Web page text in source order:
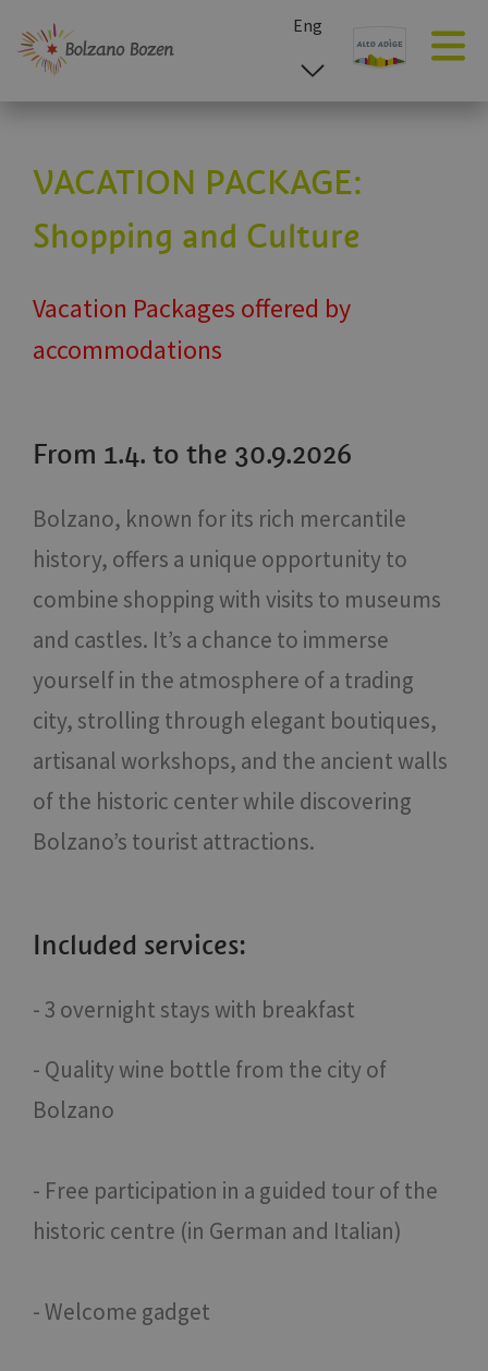
Eng
esp
ita
VACATION PACKAGE:
Shopping and Culture
Vacation Packages offered by
accommodations
From 1.4. to the 30.9.2026
Bolzano, known for its rich mercantile
history, offers a unique opportunity to
combine shopping with visits to museums
and castles. It’s a chance to immerse
yourself in the atmosphere of a trading
city, strolling through elegant boutiques,
artisanal workshops, and the ancient walls
of the historic center while discovering
Bolzano’s tourist attractions.
Included services:
- 3 overnight stays with breakfast
- Quality wine bottle from the city of
Bolzano
- Free participation in a guided tour of the
historic centre (in German and Italian)
- Welcome gadget